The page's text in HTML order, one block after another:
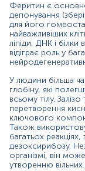
в ентероцитах у
транспортується
є нещодавно
насосом, який
ентероцитів.
клітини
основним
Основним
відбувається
У чоловіків
2500 мг
зберігається в
решта
Феритин є
депонування
для його
найважливіших
ліпіди, ДНК і білки
відіграє роль у
У людини більша
глобіну, які
всьому тілу.
перетворення
ключового
Також
багатьох
дезоксирибозу.
організмі, він
утворенню вільних